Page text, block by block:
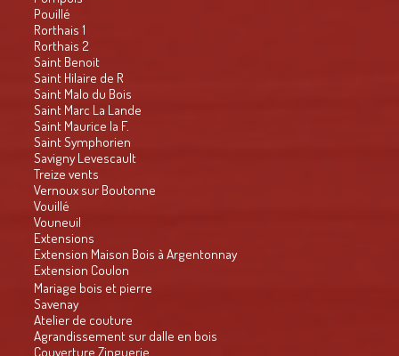
Pouillé
Rorthais 1
Rorthais 2
Saint Benoit
Saint Hilaire de R
Saint Malo du Bois
Saint Marc La Lande
Saint Maurice la F.
Saint Symphorien
Savigny Levescault
Treize vents
Vernoux sur Boutonne
Vouillé
Vouneuil
Extensions
Extension Maison Bois à Argentonnay
Extension Coulon
Mariage bois et pierre
Savenay
Atelier de couture
Agrandissement sur dalle en bois
Couverture Zinguerie